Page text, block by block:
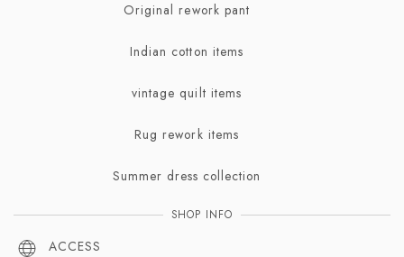
Original rework pant
Indian cotton items
vintage quilt items
Rug rework items
Summer dress collection
SHOP INFO
ACCESS